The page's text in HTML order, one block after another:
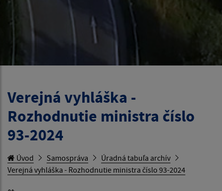
Verejná vyhláška -
Rozhodnutie ministra číslo
93-2024
Úvod Samospráva
Úradná tabuľa archív
Verejná vyhláška - Rozhodnutie ministra číslo 93-2024